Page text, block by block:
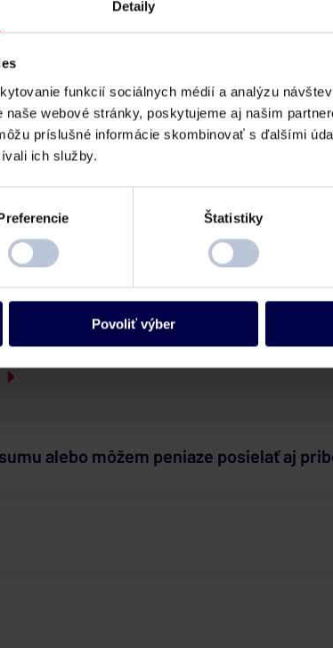
Detaily
funkcií sociálnych médií a analýzu
webové stránky, poskytujeme aj našim
príslušné informácie skombinovať s ďalšími
ich služby.
Štatistiky
Povoliť výber
alebo môžem peniaze posielať aj